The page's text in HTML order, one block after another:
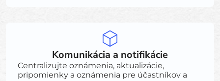
Komunikácia a notifikácie
Centralizujte oznámenia, aktualizácie,
pripomienky a oznámenia pre účastníkov a